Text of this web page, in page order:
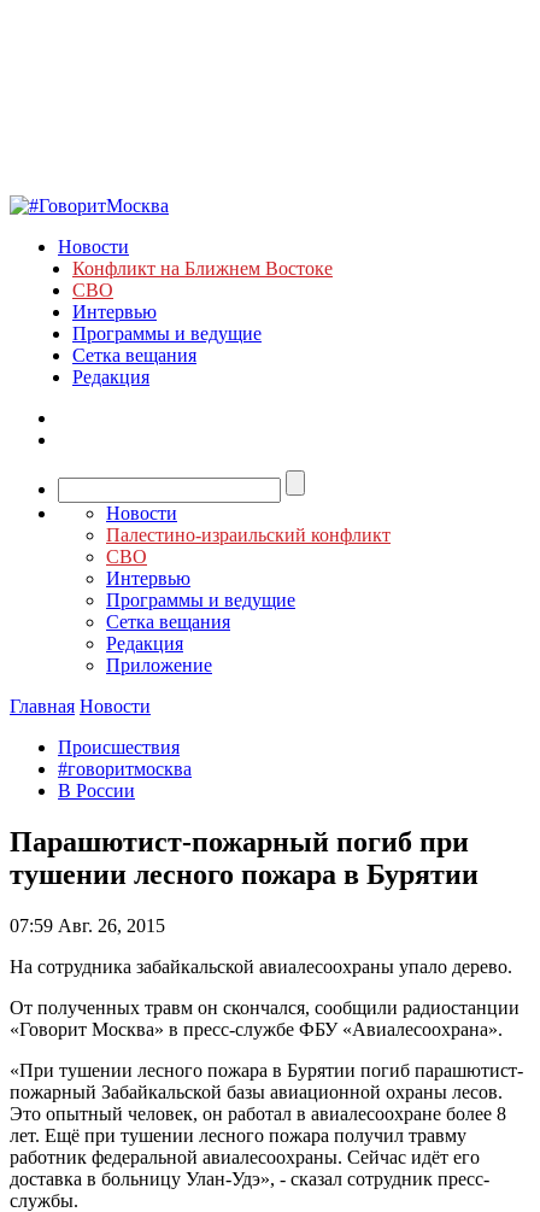
Новости
Конфликт на Ближнем Востоке
СВО
Интервью
Программы и ведущие
Сетка вещания
Редакция
Новости
Палестино-израильский конфликт
СВО
Интервью
Программы и ведущие
Сетка вещания
Редакция
Приложение
Главная Новости
Происшествия
#говоритмосква
В России
Парашютист-пожарный погиб при
тушении лесного пожара в Бурятии
07:59 Авг. 26, 2015
На сотрудника забайкальской авиалесоохраны упало дерево.
От полученных травм он скончался, сообщили радиостанции
«Говорит Москва» в пресс-службе ФБУ «Авиалесоохрана».
«При тушении лесного пожара в Бурятии погиб парашютист-
пожарный Забайкальской базы авиационной охраны лесов.
Это опытный человек, он работал в авиалесоохране более 8
лет. Ещё при тушении лесного пожара получил травму
работник федеральной авиалесоохраны. Сейчас идёт его
доставка в больницу Улан-Удэ», - сказал сотрудник пресс-
службы.